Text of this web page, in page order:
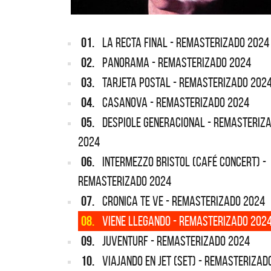
01. LA RECTA FINAL - REMASTERIZADO 2024
02. PANORAMA - REMASTERIZADO 2024
03. TARJETA POSTAL - REMASTERIZADO
04. CASANOVA - REMASTERIZADO 2024
05. DESPIOLE GENERACIONAL -
2024
06. INTERMEZZO BRISTOL (CAFÉ CONCERT) -
REMASTERIZADO 2024
07. CRONICA TE VE - REMASTERIZADO 2024
08. VIENE LLEGANDO - REMASTERIZADO
09. JUVENTURF - REMASTERIZADO 2024
10. VIAJANDO EN JET (SET) -